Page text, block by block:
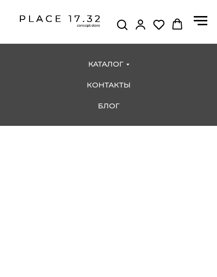
КАТАЛОГ
КОНТАКТЫ
БЛОГ